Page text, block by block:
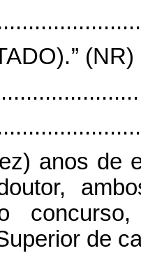
(NR)
anos de
de